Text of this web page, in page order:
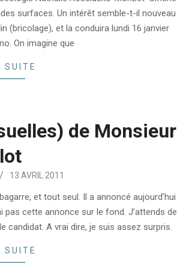
surfaces. Un intérêt semble-t-il nouveau
(bricolage), et la conduira lundi 16 janvier
On imagine que
SUITE
de Monsieur
13 AVRIL 2011
et tout seul. Il a annoncé aujourd’hui
pas cette annonce sur le fond. J’attends de
candidat. A vrai dire, je suis assez surpris.
SUITE